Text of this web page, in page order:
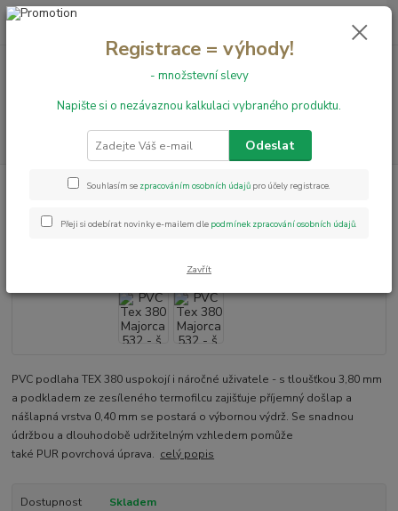
+420 731 199 591 0,00 Kč
PVC podlahy PVC Tex 380 Majorca 532 - š. 3 m
PVC Tex 380 Majorca 532 - š. 3 m
PVC podlaha TEX 380 uspokojí i náročné uživatele - s tloušťkou 3,80 mm
a podkladem ze zesíleného termofilcu zajišťuje příjemný došlap a
nášlapná vrstva 0,40 mm se postará o výbornou výdrž. Se snadnou
údržbou a dlouhodobě udržitelným vzhledem pomůže
také PUR povrchová úprava. celý popis
Dostupnost Skladem
Registrace = výhody!
- množstevní slevy
Napište si o nezávaznou kalkulaci vybraného produktu.
Odeslat
Souhlasím se zpracováním osobních údajů pro účely registrace.
Přeji si odebírat novinky e-mailem dle podmínek zpracování osobních údajů.
Zavřít